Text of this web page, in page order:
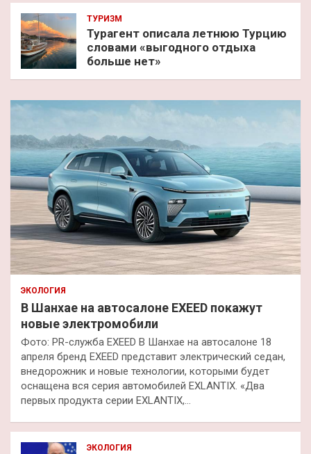
ТУРИЗМ
Турагент описала летнюю Турцию
словами «выгодного отдыха
больше нет»
ЭКОЛОГИЯ
В Шанхае на автосалоне EXEED покажут
новые электромобили
Фото: PR-служба EXEED В Шанхае на автосалоне 18
апреля бренд EXEED представит электрический седан,
внедорожник и новые технологии, которыми будет
оснащена вся серия автомобилей EXLANTIX. «Два
первых продукта серии EXLANTIX,…
ЭКОЛОГИЯ